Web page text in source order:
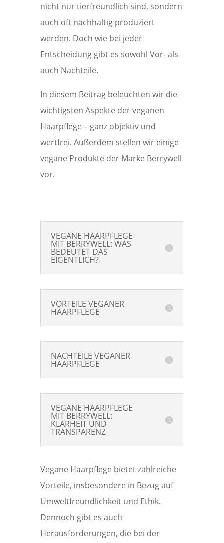
nicht nur tierfreundlich sind, sondern
auch oft nachhaltig produziert
werden. Doch wie bei jeder
Entscheidung gibt es sowohl Vor- als
auch Nachteile.
In diesem Beitrag beleuchten wir die
wichtigsten Aspekte der veganen
Haarpflege – ganz objektiv und
wertfrei. Außerdem stellen wir einige
vegane Produkte der Marke Berrywell
vor.
VEGANE HAARPFLEGE
MIT BERRYWELL: WAS
BEDEUTET DAS
EIGENTLICH?
VORTEILE VEGANER
HAARPFLEGE
NACHTEILE VEGANER
HAARPFLEGE
VEGANE HAARPFLEGE
MIT BERRYWELL:
KLARHEIT UND
TRANSPARENZ
Vegane Haarpflege bietet zahlreiche
Vorteile, insbesondere in Bezug auf
Umweltfreundlichkeit und Ethik.
Dennoch gibt es auch
Herausforderungen, die bei der